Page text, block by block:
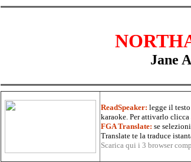
Jane
ReadSpeaker: legge il
karaoke. Per attivarlo
FGA Translate: se
Translate te la traduce
Scarica qui i 3 browser